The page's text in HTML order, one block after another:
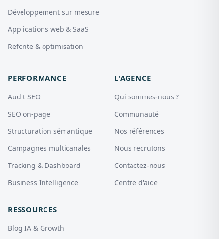
Développement sur mesure
Applications web & SaaS
Refonte & optimisation
PERFORMANCE
Audit SEO
SEO on-page
Structuration sémantique
Campagnes multicanales
Tracking & Dashboard
Business Intelligence
L'AGENCE
Qui sommes-nous ?
Communauté
Nos références
Nous recrutons
Contactez-nous
Centre d'aide
RESSOURCES
Blog IA & Growth